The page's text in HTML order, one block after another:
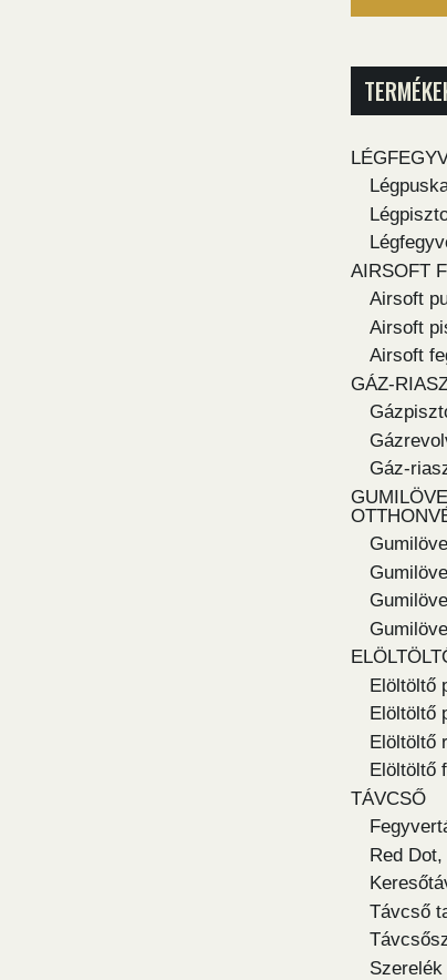
AIRSOFT
Airsoft
Airsoft
Airsoft
GÁZ-
Gáz-
Elöltöltő
Elöltöltő
Elöltöltő
Elöltöltő
TÁVCSŐ
Red
Távcső